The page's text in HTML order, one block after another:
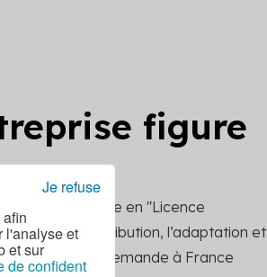
l'analyse et
et sur
de confident
Je refuse
figure
de l'Ademe en "Licence
la redistribution, l’adaptation et
votre demande à France